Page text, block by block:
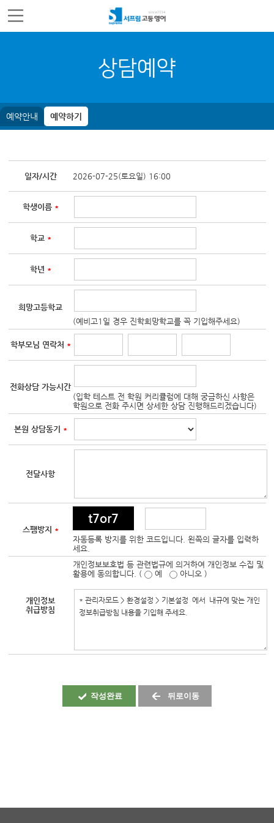
상담예약
예약안내 예약하기
일자/시간 2026-07-25(토요일) 16:00
학생이름 *
학교 *
학년 *
희망고등학교
(예비고1일 경우 진학희망학교를 꼭 기입해주세요)
학부모님 연락처 *
전화상담 가능시간
(입학 테스트 전 학원 커리큘럼에 대해 궁금하신 사항은
학원으로 전화 주시면 상세한 상담 진행해드리겠습니다)
본원 상담동기 *
전달사항
스팸방지 *
t7or7
자동등록 방지를 위한 코드입니다. 왼쪽의 글자를 입력하
세요.
개인정보
취급방침
개인정보보호법 등 관련법규에 의거하여 개인정보 수집 및
활용에 동의합니다. (
예 아니오 )
작성완료 뒤로이동